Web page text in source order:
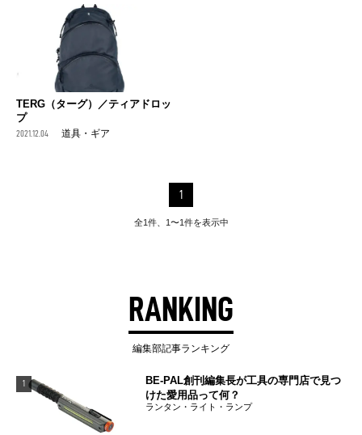
TERG（ターグ）／ティアドロッ
プ
2021.12.04 道具・ギア
1
全1件、1〜1件を表示中
RANKING
編集部記事ランキング
1
BE-PAL創刊編集長が工具の専門店で見つ
けた愛用品って何？
ランタン・ライト・ランプ